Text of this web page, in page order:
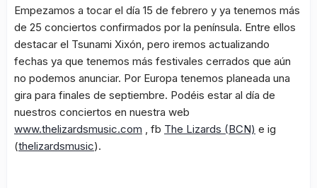
Empezamos a tocar el día 15 de febrero y ya tenemos más
de 25 conciertos confirmados por la península. Entre ellos
destacar el Tsunami Xixón, pero iremos actualizando
fechas ya que tenemos más festivales cerrados que aún
no podemos anunciar. Por Europa tenemos planeada una
gira para finales de septiembre. Podéis estar al día de
nuestros conciertos en nuestra web
www.thelizardsmusic.com , fb The Lizards (BCN) e ig
(thelizardsmusic).